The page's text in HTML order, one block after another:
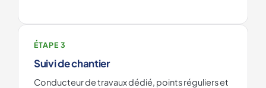
ÉTAPE 3
Suivi de chantier
Conducteur de travaux dédié, points réguliers et